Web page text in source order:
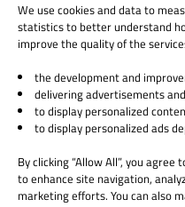
© 2026 The Qt Company
Legal Notice
Privacy and Cookie Policy
Trust Center
Cookie Settings
We use cookies and data to
statistics to better understand
improve the quality of the
the development and
delivering advertisements
to display personalized
to display personalized ads
By clicking “Allow All”, you
to enhance site navigation,
marketing efforts. You can also